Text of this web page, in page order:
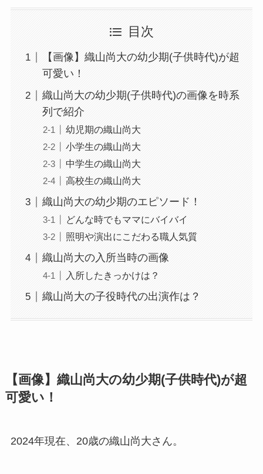
目次
【画像】織山尚大の幼少期(子供時代)が超
可愛い！
織山尚大の幼少期(子供時代)の画像を時系
列で紹介
幼児期の織山尚大
小学生の織山尚大
中学生の織山尚大
高校生の織山尚大
織山尚大の幼少期のエピソード！
どんな時でもママにバイバイ
照明や演出にこだわる職人気質
織山尚大の入所当時の画像
入所したきっかけは？
織山尚大の子役時代の出演作は？
【画像】織山尚大の幼少期(子供時代)が超
可愛い！
2024年現在、20歳の織山尚大さん。